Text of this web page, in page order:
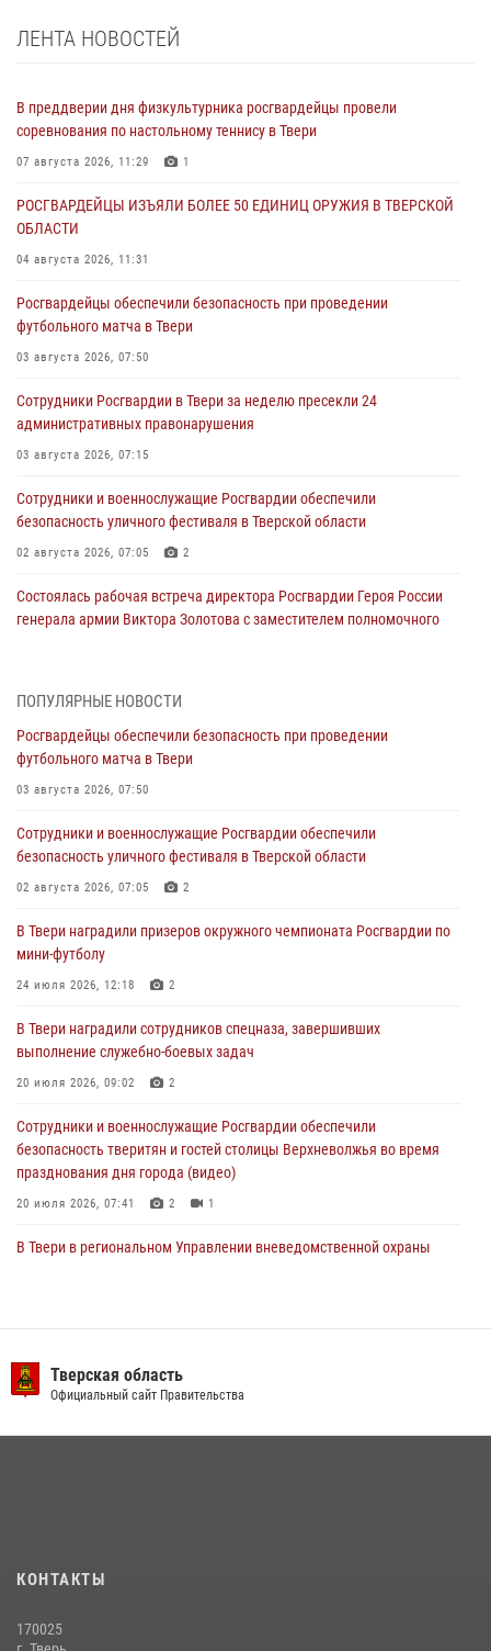
ЛЕНТА НОВОСТЕЙ
В преддверии дня физкультурника росгвардейцы провели
соревнования по настольному теннису в Твери
07 августа 2026, 11:29 1
РОСГВАРДЕЙЦЫ ИЗЪЯЛИ БОЛЕЕ 50 ЕДИНИЦ ОРУЖИЯ В ТВЕРСКОЙ
ОБЛАСТИ
04 августа 2026, 11:31
Росгвардейцы обеспечили безопасность при проведении
футбольного матча в Твери
03 августа 2026, 07:50
Сотрудники Росгвардии в Твери за неделю пресекли 24
административных правонарушения
03 августа 2026, 07:15
Сотрудники и военнослужащие Росгвардии обеспечили
безопасность уличного фестиваля в Тверской области
02 августа 2026, 07:05 2
Состоялась рабочая встреча директора Росгвардии Героя России
генерала армии Виктора Золотова с заместителем полномочного
31 июля 2026, 05:42 4
Росгвардейцы в Твери приняли участие в молебне, посвященном
Дню Крещения Руси
28 июля 2026, 11:30
Сотрудники вневедомственной охраны совершили 250 выездов и
пресекли 20 правонарушений за неделю в Тверской области
27 июля 2026, 08:29
В Твери наградили призеров окружного чемпионата Росгвардии по
мини-футболу
24 июля 2026, 12:18 2
Росгвардейцы оказали помощь водителю на дороге в городе Кашин
22 июля 2026, 08:35
ПОПУЛЯРНЫЕ НОВОСТИ
Росгвардейцы обеспечили безопасность при проведении
футбольного матча в Твери
03 августа 2026, 07:50
Сотрудники и военнослужащие Росгвардии обеспечили
безопасность уличного фестиваля в Тверской области
02 августа 2026, 07:05 2
В Твери наградили призеров окружного чемпионата Росгвардии по
мини-футболу
24 июля 2026, 12:18 2
В Твери наградили сотрудников спецназа, завершивших
выполнение служебно-боевых задач
20 июля 2026, 09:02 2
Сотрудники и военнослужащие Росгвардии обеспечили
безопасность тверитян и гостей столицы Верхневолжья во время
празднования дня города (видео)
20 июля 2026, 07:41 2 1
В Твери в региональном Управлении вневедомственной охраны
10 июля 2026, 08:44 1
(видео)
Тверская область
Официальный сайт Правительства
КОНТАКТЫ
170025